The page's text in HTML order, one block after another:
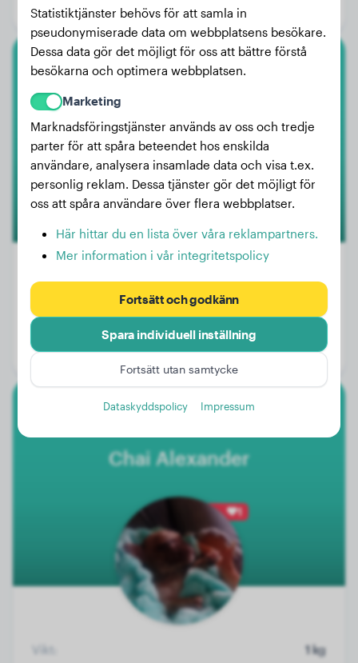
Kön:
Boxer
1
1 år, 6 månader
Kön:
Honhund
Fransk Bulldog
Chai Alexander
1
Vikt:
1 kg
Statistiktjänster behövs för att samla in
pseudonymiserade data om webbplatsens besökare.
Dessa data gör det möjligt för oss att bättre förstå
besökarna och optimera webbplatsen.
Marketing
Marknadsföringstjänster används av oss och tredje
parter för att spåra beteendet hos enskilda
användare, analysera insamlade data och visa t.ex.
personlig reklam. Dessa tjänster gör det möjligt för
oss att spåra användare över flera webbplatser.
Här hittar du en lista över våra reklampartners.
Mer information i vår integritetspolicy
Fortsätt och godkänn
Spara individuell inställning
Fortsätt utan samtycke
Dataskyddspolicy Impressum